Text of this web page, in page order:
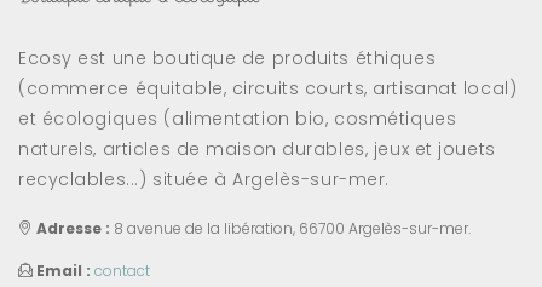
Ecosy est une boutique de produits éthiques
(commerce équitable, circuits courts, artisanat local)
et écologiques (alimentation bio, cosmétiques
naturels, articles de maison durables, jeux et jouets
recyclables...) située à Argelès-sur-mer.
Adresse : 8 avenue de la libération, 66700 Argelès-sur-mer.
Email : contact